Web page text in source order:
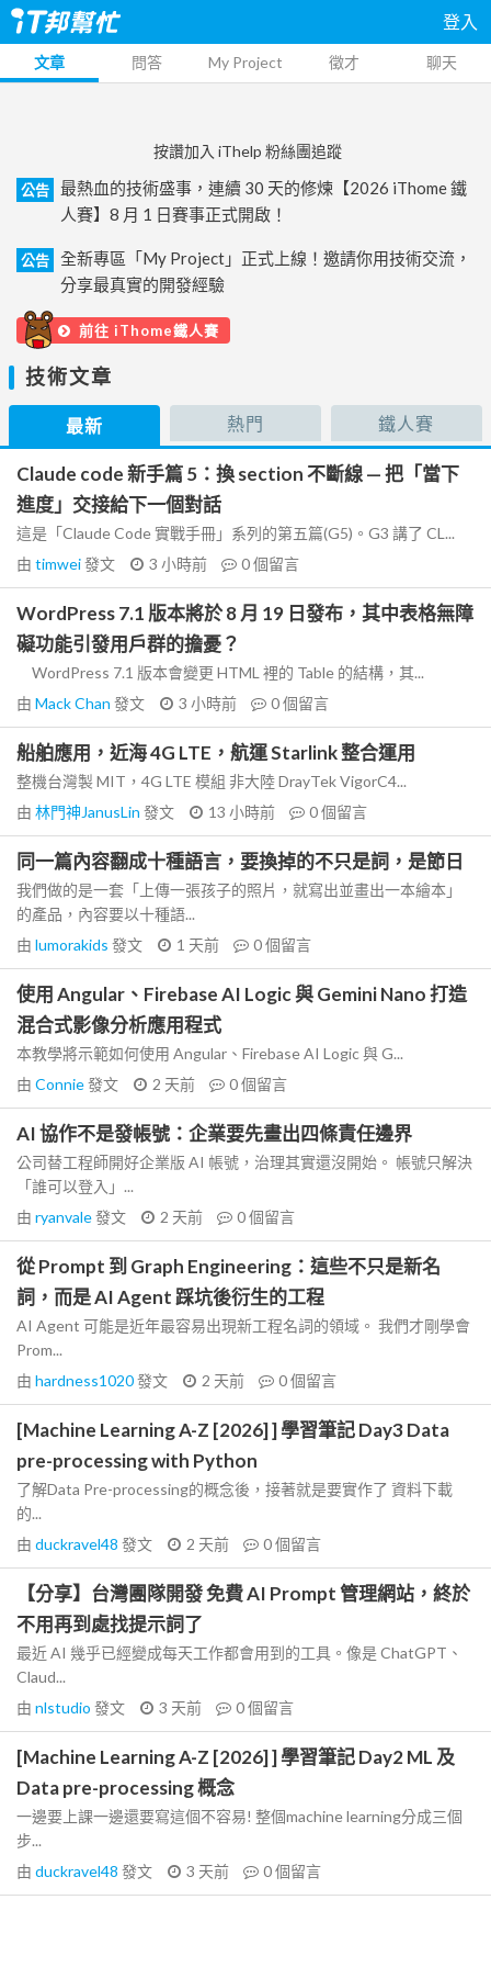
登入
文章 問答 My Project 徵才 聊天
按讚加入 iThelp 粉絲團追蹤
公告
最熱血的技術盛事，連續 30 天的修煉【2026 iThome 鐵
人賽】8 月 1 日賽事正式開啟！
公告
全新專區「My Project」正式上線！邀請你用技術交流，
分享最真實的開發經驗
前往 iThome鐵人賽
技術文章
最新 熱門 鐵人賽
Claude code 新手篇 5：換 section 不斷線 — 把「當下
進度」交接給下一個對話
這是「Claude Code 實戰手冊」系列的第五篇(G5)。G3 講了 CL...
由 timwei發文 3 小時前 0個留言
WordPress 7.1 版本將於 8 月 19 日發布，其中表格無障
礙功能引發用戶群的擔憂？
WordPress 7.1 版本會變更 HTML 裡的 Table 的結構，其...
由 Mack Chan 發文 3 小時前 0個留言
船舶應用，近海 4G LTE，航運 Starlink 整合運用
整機台灣製 MIT，4G LTE 模組 非大陸 DrayTek VigorC4...
由 林門神JanusLin 發文 13 小時前 0個留言
同一篇內容翻成十種語言，要換掉的不只是詞，是節日
我們做的是一套「上傳一張孩子的照片，就寫出並畫出一本繪本」
的產品，內容要以十種語...
由 lumorakids 發文 1 天前 0個留言
使用 Angular、Firebase AI Logic 與 Gemini Nano 打造
混合式影像分析應用程式
本教學將示範如何使用 Angular、Firebase AI Logic 與 G...
由 Connie發文 2 天前 0個留言
AI 協作不是發帳號：企業要先畫出四條責任邊界
公司替工程師開好企業版 AI 帳號，治理其實還沒開始。 帳號只解決
「誰可以登入」...
由 ryanvale發文 2 天前 0個留言
從 Prompt 到 Graph Engineering：這些不只是新名
詞，而是 AI Agent 踩坑後衍生的工程
AI Agent 可能是近年最容易出現新工程名詞的領域。 我們才剛學會
Prom...
由 hardness1020發文 2 天前 0個留言
[Machine Learning A-Z [2026] ] 學習筆記 Day3 Data
pre-processing with Python
了解Data Pre-processing的概念後，接著就是要實作了 資料下載
的...
由 duckravel48 發文 2 天前 0個留言
【分享】台灣團隊開發 免費 AI Prompt 管理網站，終於
不用再到處找提示詞了
最近 AI 幾乎已經變成每天工作都會用到的工具。像是 ChatGPT、
Claud...
由 nlstudio 發文 3 天前 0個留言
[Machine Learning A-Z [2026] ] 學習筆記 Day2 ML 及
Data pre-processing 概念
一邊要上課一邊還要寫這個不容易! 整個machine learning分成三個
步...
由 duckravel48 發文 3 天前 0個留言